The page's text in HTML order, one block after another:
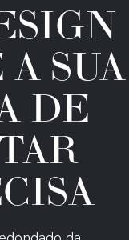
A SUA
DE